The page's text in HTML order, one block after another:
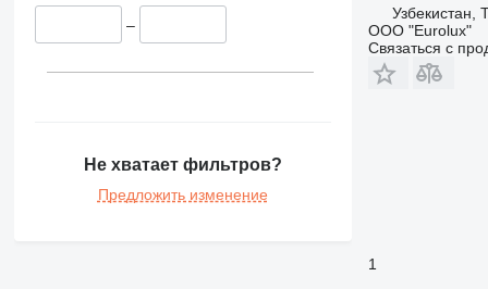
992
GP
V-series
–
Не хватает фильтров?
Предложить изменение
Узбекистан,
ООО "Eurolux"
Связаться с
1